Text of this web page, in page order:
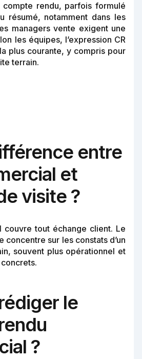
compte rendu, parfois formulé
résumé, notamment dans les
managers vente exigent une
les équipes, l’expression CR
plus courante, y compris pour
terrain.
entre
et
visite ?
couvre tout échange client. Le
concentre sur les constats d’un
souvent plus opérationnel et
le
?